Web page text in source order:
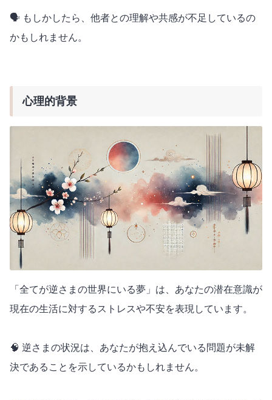
🗣️ もしかしたら、他者との理解や共感が不足しているの
かもしれません。
心理的背景
「全てが逆さまの世界にいる夢」は、あなたの潜在意識が
現在の生活に対するストレスや不安を表現しています。
🧠 逆さまの状況は、あなたが抱え込んでいる問題が未解
決であることを示しているかもしれません。